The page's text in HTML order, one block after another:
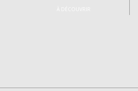
À DÉCOUVRIR